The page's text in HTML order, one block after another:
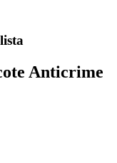
Anticrime